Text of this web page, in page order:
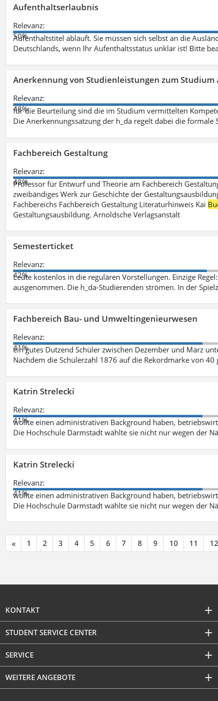
Aufenthaltserlaubnis
Relevanz:
50%
Aufenthaltstitel abläuft. Sie müssen sich selbst an die
Deutschlands, wenn Ihr Aufenthaltsstatus unklar ist! Bitte
Anerkennung von Studienleistungen zum Studium
Relevanz:
48%
für die Beurteilung sind die im Studium vermittelten
Die Anerkennungssatzung der h_da regelt dabei die formale
Fachbereich Gestaltung
Relevanz:
48%
Professor für Entwurf und Theorie am Fachbereich
zweibändiges Werk zur Geschichte der
Fachbereichs Fachbereich Gestaltung Literaturhinweis Kai
Gestaltungsausbildung. Arnoldsche Verlagsanstalt
Semesterticket
Relevanz:
42%
Leute kostenlos in die regulären Vorstellungen. Einzige
ausgenommen. Die h_da-Studierenden strömen. In der
Fachbereich Bau- und Umweltingenieurwesen
Relevanz:
41%
ein gutes Dutzend Schüler zwischen Dezember und März
Nachdem die Schülerzahl 1876 auf die Rekordmarke von
Katrin Strelecki
Relevanz:
41%
wollte einen administrativen Background haben,
Die Hochschule Darmstadt wählte sie nicht nur wegen der
Katrin Strelecki
Relevanz:
41%
wollte einen administrativen Background haben,
Die Hochschule Darmstadt wählte sie nicht nur wegen der
« 1 2 3 4 5 6 7 8 9 10 11 12
KONTAKT
STUDENT SERVICE CENTER
SERVICE
WEITERE ANGEBOTE